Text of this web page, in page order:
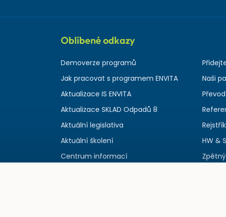
Oblíbené odkazy
Demoverze programů
Jak pracovat s programem ENVITA
Aktualizace IS ENVITA
Aktualizace SKLAD Odpadů 8
Aktuální legislativa
Aktuální školení
Centrum informací
Naši
HW &